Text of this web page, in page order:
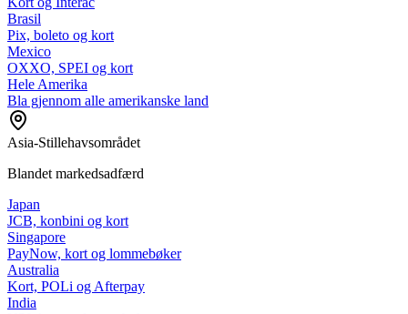
Brasil
Pix, boleto og kort
Mexico
OXXO, SPEI og kort
Hele Amerika
Bla gjennom alle amerikanske land
Asia-Stillehavsområdet
Blandet markedsadfærd
Japan
JCB, konbini og kort
Singapore
PayNow, kort og lommebøker
Australia
Kort, POLi og Afterpay
India